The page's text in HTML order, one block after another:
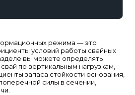
режима — это
условий работы свайных
вы можете определять
по вертикальным нагрузкам,
запаса стойкости основания,
силы в сечении,